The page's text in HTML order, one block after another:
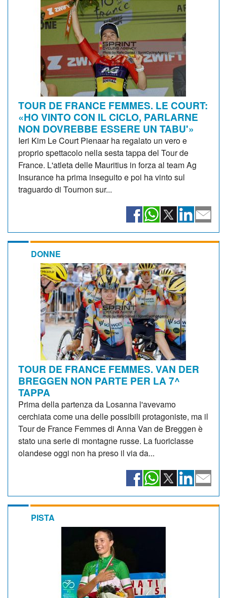
TOUR DE FRANCE FEMMES. LE COURT:
«HO VINTO CON IL CICLO, PARLARNE
NON DOVREBBE ESSERE UN TABU'»
Ieri Kim Le Court Pienaar ha regalato un vero e
proprio spettacolo nella sesta tappa del Tour de
France. L'atleta delle Mauritius in forza al team Ag
Insurance ha prima inseguito e poi ha vinto sul
traguardo di Tournon sur...
DONNE
TOUR DE FRANCE FEMMES. VAN DER
BREGGEN NON PARTE PER LA 7^
TAPPA
Prima della partenza da Losanna l'avevamo
cerchiata come una delle possibili protagoniste, ma il
Tour de France Femmes di Anna Van de Breggen è
stato una serie di montagne russe. La fuoriclasse
olandese oggi non ha preso il via da...
PISTA